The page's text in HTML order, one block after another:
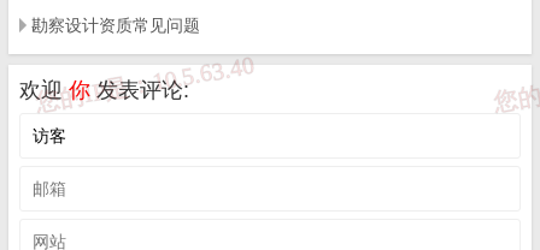
将由您自己承担!作者有权利追究侵权者法律责任；
及时联系我们给出内容所在的网址，并提供相关证明资料，
在收到相关投诉后，我们会第一时间给予处理；
三、本站发布的软件仅提供给大家学习测试，请诸位用户使
四、本站的文字及图片资料允许您复制、转载和传播，转载
五、免责声明方:而立居（2li.xyz）、济南工程（微信公众
号jngc2018）;
七、补充：
勘察设计资质常见问题
欢迎你发表评论: